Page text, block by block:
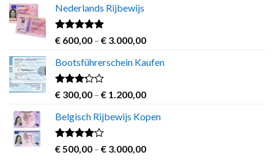
€ 250,00
€ 700,00
Nederlands Rijbewijs
Rated4.60
out of 5
€ 600,00 – € 3.000,00Price
€ 600,00
€ 3.000,00
Bootsführerschein Kaufen
Rated
out of
5
€ 300,00 – € 1.200,00Price
€ 300,00
€ 1.200,00
Belgisch Rijbewijs Kopen
Rated
out
€500,00 – € 3.000,00Price